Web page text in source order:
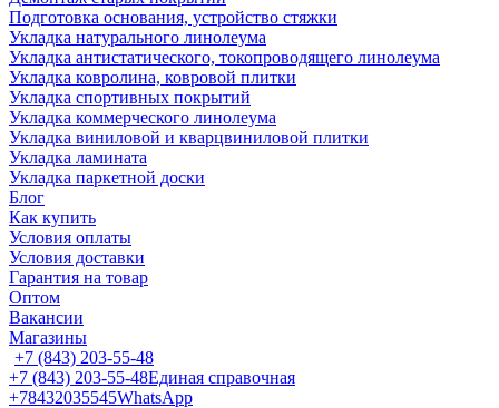
Подготовка основания, устройство стяжки
Укладка натурального линолеума
Укладка антистатического, токопроводящего линолеума
Укладка ковролина, ковровой плитки
Укладка спортивных покрытий
Укладка коммерческого линолеума
Укладка виниловой и кварцвиниловой плитки
Укладка ламината
Укладка паркетной доски
Блог
Как купить
Условия оплаты
Условия доставки
Гарантия на товар
Оптом
Вакансии
Магазины
+7 (843) 203-55-48
+7 (843) 203-55-48Единая справочная
+78432035545WhatsApp